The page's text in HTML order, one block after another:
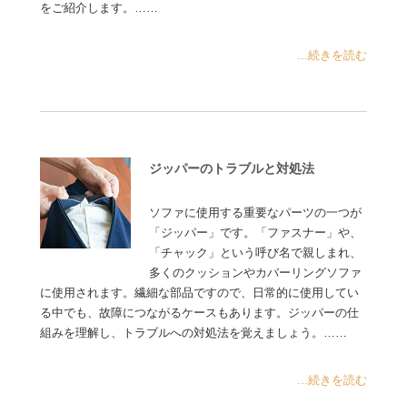
をご紹介します。……
...続きを読む
ジッパーのトラブルと対処法
ソファに使用する重要なパーツの一つが
「ジッパー」です。「ファスナー」や、
「チャック」という呼び名で親しまれ、
多くのクッションやカバーリングソファ
に使用されます。繊細な部品ですので、日常的に使用してい
る中でも、故障につながるケースもあります。ジッパーの仕
組みを理解し、トラブルへの対処法を覚えましょう。……
...続きを読む